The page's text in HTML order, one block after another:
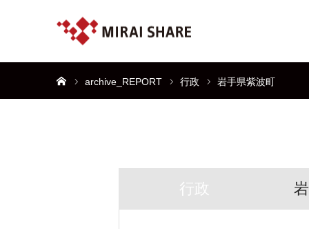
archive_REPORT 行政 岩手県紫波町
行政